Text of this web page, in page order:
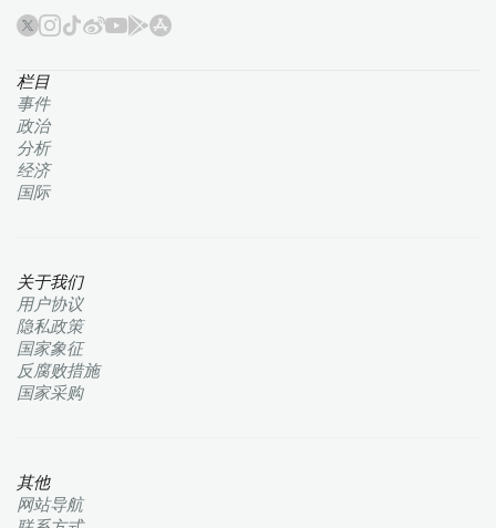
栏目
事件
政治
分析
经济
国际
关于我们
用户协议
隐私政策
国家象征
反腐败措施
国家采购
其他
网站导航